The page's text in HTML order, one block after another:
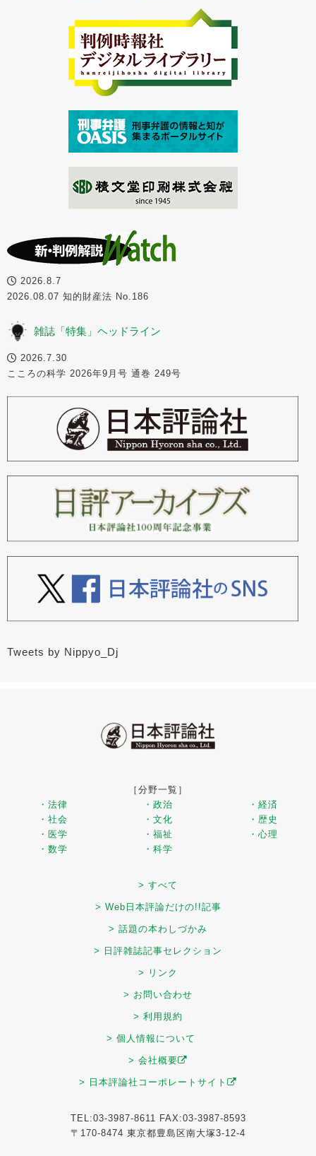
2026.8.7
2026.08.07 知的財産法 No.186
雑誌「特集」ヘッドライン
2026.7.30
こころの科学 2026年9月号 通巻 249号
Tweets by Nippyo_Dj
［分野一覧］
・法律
・政治
・経済
・社会
・文化
・歴史
・医学
・福祉
・心理
・数学
・科学
> すべて
> Web日本評論だけの!!記事
> 話題の本わしづかみ
> 日評雑誌記事セレクション
> リンク
> お問い合わせ
> 利用規約
> 個人情報について
> 会社概要
> 日本評論社コーポレートサイト
TEL:03-3987-8611 FAX:03-3987-8593
〒170-8474 東京都豊島区南大塚3-12-4